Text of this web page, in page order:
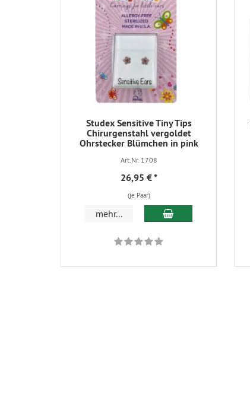
Studex Sensitive Tiny Tips
Chirurgenstahl vergoldet
Ohrstecker Blümchen in pink
Art.Nr. 1708
26,95 €*
(je Paar)
mehr... In den Warenkorb